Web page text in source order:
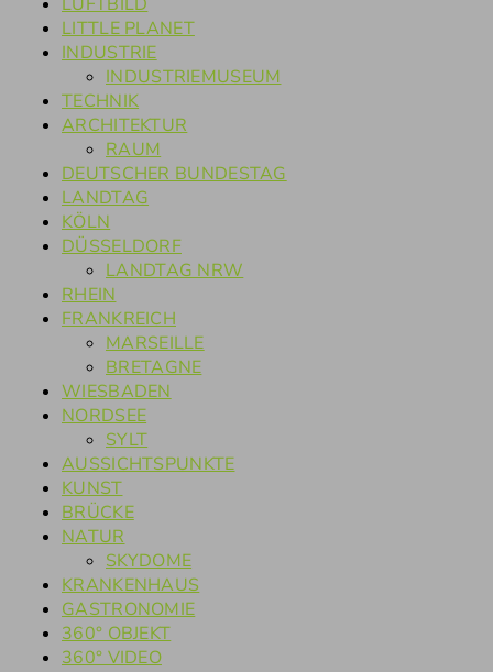
LUFTBILD
LITTLE PLANET
INDUSTRIE
INDUSTRIEMUSEUM
TECHNIK
ARCHITEKTUR
RAUM
DEUTSCHER BUNDESTAG
LANDTAG
KÖLN
DÜSSELDORF
LANDTAG NRW
RHEIN
FRANKREICH
MARSEILLE
BRETAGNE
WIESBADEN
NORDSEE
SYLT
AUSSICHTSPUNKTE
KUNST
BRÜCKE
NATUR
SKYDOME
KRANKENHAUS
GASTRONOMIE
360° OBJEKT
360° VIDEO